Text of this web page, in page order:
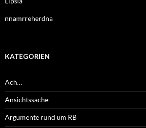
nnamrreherdna
KATEGORIEN
Ach…
Ansichtssache
Argumente rund um RB